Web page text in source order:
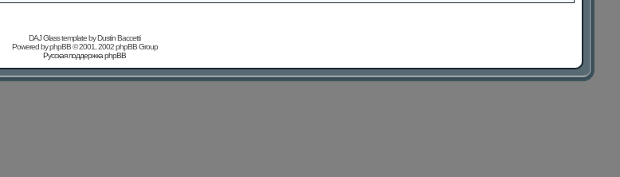
DAJ Glass template by Dustin Baccetti
Powered byphpBB© 2001, 2002 phpBB Group
Русская поддержка phpBB